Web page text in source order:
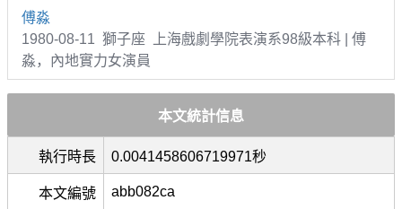
傅淼
1980-08-11 獅子座 上海戲劇學院表演系98級本科 | 傅
淼，內地實力女演員
本文統計信息
執行時長 0.0041458606719971秒
本文編號 abb082ca